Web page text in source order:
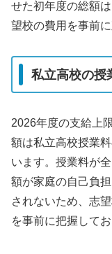
せた初年度の総額
望校の費用を事前
私立高校の授
2026年度の支給上
額は私立高校授業
います。授業料が
額が家庭の自己負
されないため、志
を事前に把握して